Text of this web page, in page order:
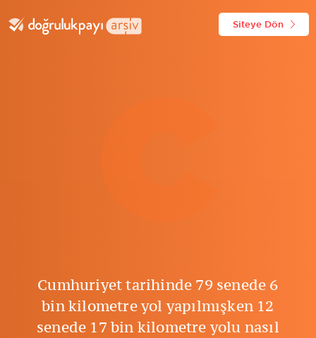
Siteye Dön
Cumhuriyet tarihinde 79 senede 6
bin kilometre yol yapılmışken 12
senede 17 bin kilometre yolu nasıl